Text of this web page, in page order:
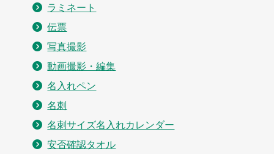
ラミネート
伝票
写真撮影
動画撮影・編集
名入れペン
名刺
名刺サイズ名入れカレンダー
安否確認タオル